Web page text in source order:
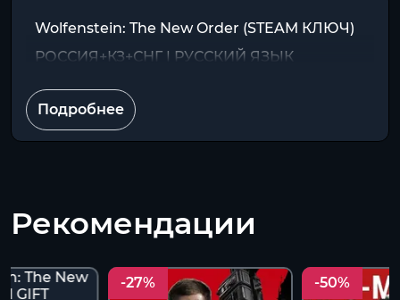
Wolfenstein: The New Order (STEAM КЛЮЧ)
РОССИЯ+КЗ+СНГ | РУССКИЙ ЯЗЫК
Подробнее
Рекомендации
-27% -50%